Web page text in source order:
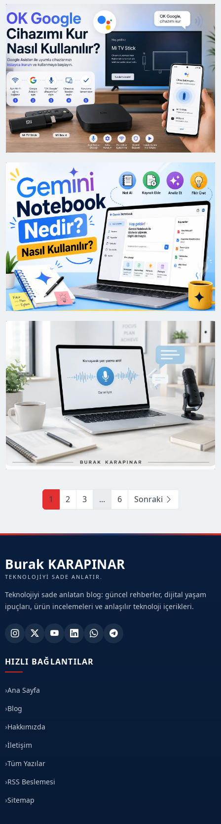
1 2 3 ... 6 Sonraki
Burak KARAPINAR
TEKNOLOJIYI SADE ANLATIR.
Teknolojiyi sade anlatan blog: güncel rehberler, dijital yaşam
ipuçları, ürün incelemeleri ve anlaşılır teknoloji içerikleri.
HIZLI BAĞLANTILAR
Ana Sayfa
Blog
Hakkımızda
İletişim
Tüm Yazılar
RSS Beslemesi
Sitemap